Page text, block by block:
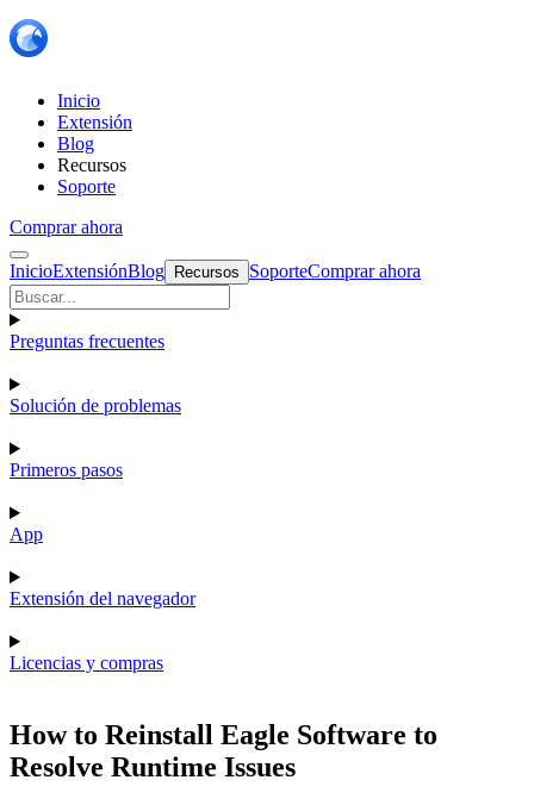
Inicio
Extensión
Blog
Recursos
Soporte
Comprar ahora
InicioExtensiónBlog Recursos SoporteComprar ahora
Preguntas frecuentes
Solución de problemas
Primeros pasos
App
Extensión del navegador
Licencias y compras
How to Reinstall Eagle Software to
Resolve Runtime Issues